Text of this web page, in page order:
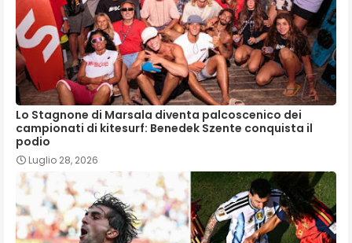
Lo Stagnone di Marsala diventa palcoscenico dei
campionati di kitesurf: Benedek Szente conquista il
podio
Luglio 28, 2026